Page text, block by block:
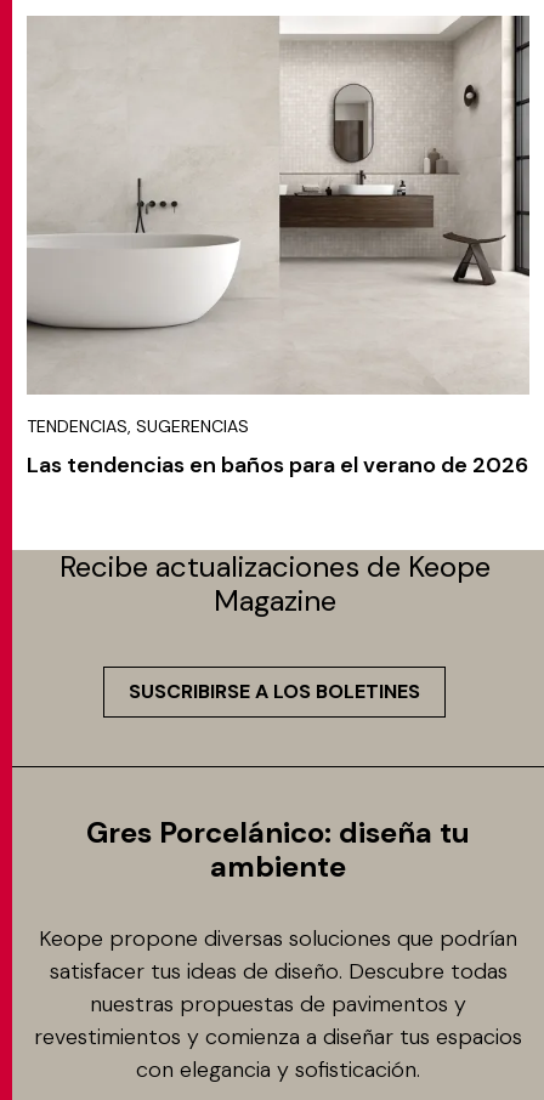
TENDENCIAS, SUGERENCIAS
Las tendencias en baños para el verano de 2026
Recibe actualizaciones de Keope
Magazine
SUSCRIBIRSE A LOS BOLETINES
Gres Porcelánico: diseña tu
ambiente
Keope propone diversas soluciones que podrían
satisfacer tus ideas de diseño. Descubre todas
nuestras propuestas de pavimentos y
revestimientos y comienza a diseñar tus espacios
con elegancia y sofisticación.